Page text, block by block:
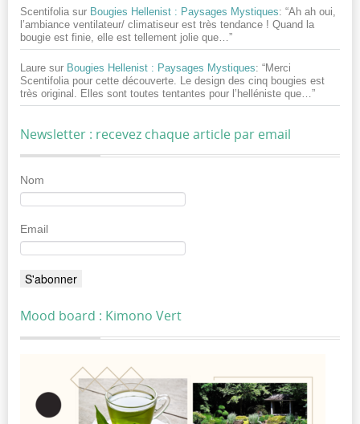
Scentifolia sur Bougies Hellenist : Paysages Mystiques: “Ah ah oui,
l’ambiance ventilateur/ climatiseur est très tendance ! Quand la
bougie est finie, elle est tellement jolie que… ”
Laure sur Bougies Hellenist : Paysages Mystiques: “Merci
Scentifolia pour cette découverte. Le design des cinq bougies est
très original. Elles sont toutes tentantes pour l’helléniste que… ”
Newsletter : recevez chaque article par email
Nom
Email
Mood board : Kimono Vert